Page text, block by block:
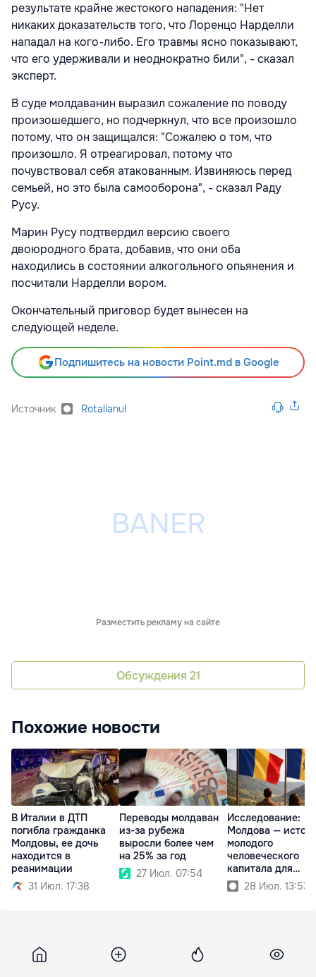
результате крайне жестокого нападения: "Нет
никаких доказательств того, что Лоренцо Нарделли
нападал на кого-либо. Его травмы ясно показывают,
что его удерживали и неоднократно били", - сказал
эксперт.
В суде молдаванин выразил сожаление по поводу
произошедшего, но подчеркнул, что все произошло
потому, что он защищался: "Сожалею о том, что
произошло. Я отреагировал, потому что
почувствовал себя атакованным. Извиняюсь перед
семьей, но это была самооборона", - сказал Раду
Русу.
Марин Русу подтвердил версию своего
двоюродного брата, добавив, что они оба
находились в состоянии алкогольного опьянения и
посчитали Нарделли вором.
Окончательный приговор будет вынесен на
следующей неделе.
Подпишитесь на новости Point.md в Google
Источник Rotalianul
Разместить рекламу на сайте
Обсуждения 21
Похожие новости
В Италии в ДТП
погибла гражданка
Молдовы, ее дочь
находится в
реанимации
31 Июл. 17:38
Переводы молдаван
из-за рубежа
выросли более чем
на 25% за год
27 Июл. 07:54
Исследование:
Молдова —
молодого
человеческого
капитала для
Румынии
28 Июл. 13:53
Delo 15 мая 2024, 12:28